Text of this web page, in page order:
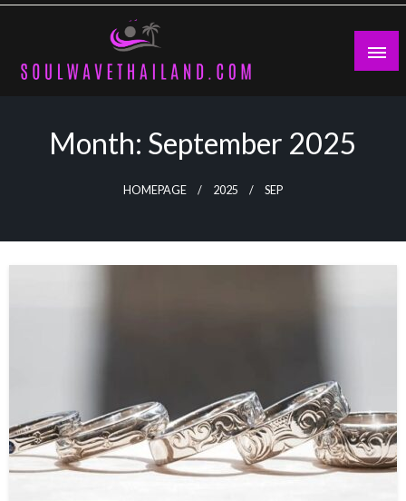
Skip
Month: September 2025
HOMEPAGE 2025 SEP